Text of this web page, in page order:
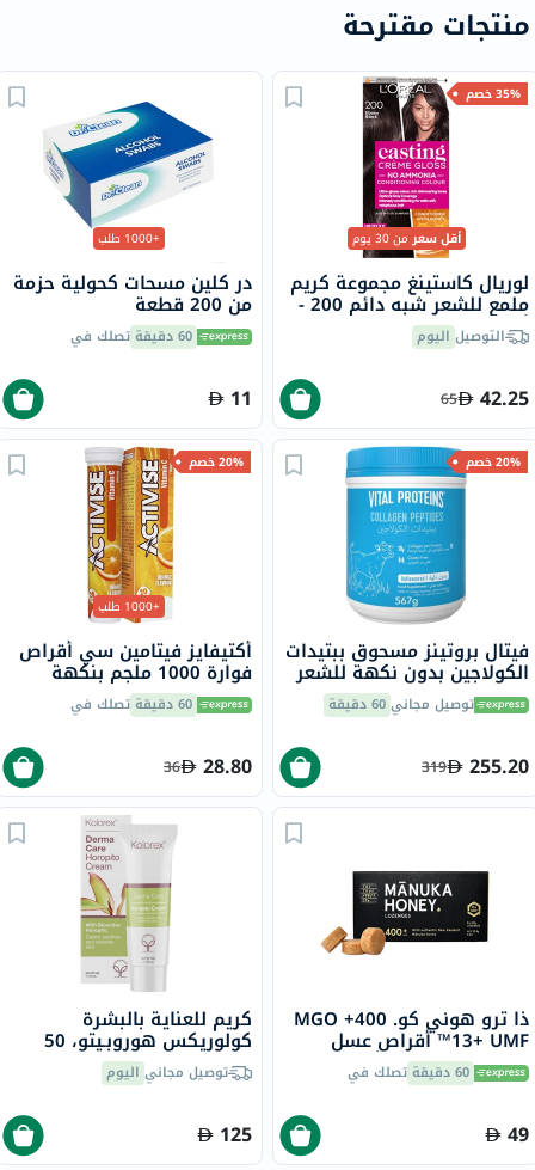
منتجات مقترحة
35% خصم
أقل سعرمن 30 يوم
لوريال كاستينغ مجموعة كريم
ملمع للشعر شبه دائم 200 -
أسود عميق
التوصيل اليوم
42.25
65
+1000 طلب
در كلين مسحات كحولية حزمة
من 200 قطعة
60 دقيقة تصلك في
11
20% خصم
فيتال بروتينز مسحوق ببتيدات
الكولاجين بدون نكهة للشعر
والبشرة والأظافر 567 جرام
توصيل مجاني60 دقيقة
255.20
319
20% خصم
+1000 طلب
أكتيفايز فيتامين سي أقراص
فوارة 1000 ملجم بنكهة
البرتقال حزمة من 20
60 دقيقة تصلك في
28.80
36
ذا ترو هوني كو. 400+ MGO
13+ UMF™ أقراص عسل
مانوكا 2.8 جرام 8 أقراص60 دقيقة تصلك في
49
كريم للعناية بالبشرة
كولوريكس هوروبـيتو، 50
جرامتوصيل مجاني اليوم
125